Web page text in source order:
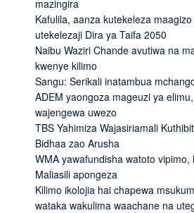
mazingira
Kafulila, aanza kutekeleza
utekelezaji Dira ya Taifa 2050
Naibu Waziri Chande avutiwa na
kwenye kilimo
Sangu: Serikali inatambua
ADEM yaongoza mageuzi ya
wajengewa uwezo
TBS Yahimiza Wajasiriamali
Bidhaa zao Arusha
WMA yawafundisha watoto vipimo,
Maliasili apongeza
Kilimo ikolojia hai chapewa
wataka wakulima waachane na